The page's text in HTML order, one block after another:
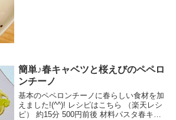
簡単♪春キャベツと桜えびのペペロ
ンチーノ
基本のペペロンチーノに春らしい食材を加
えました!(^^)! レシピはこちら （楽天レシ
ピ） 約15分 500円前後 材料パスタ春キャ